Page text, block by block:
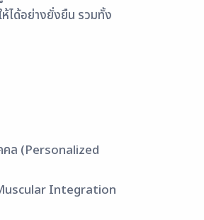
ได้อย่างยั่งยืน รวมทั้ง
คล (Personalized
Integration